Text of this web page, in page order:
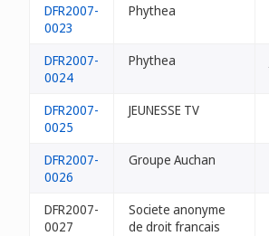
DFR2007-
0023
Phythea
DFR2007-
0024
Phythea
DFR2007-
0025
JEUNESSE TV
DFR2007-
0026
Groupe Auchan
DFR2007-
0027
Societe anonyme
de droit francais